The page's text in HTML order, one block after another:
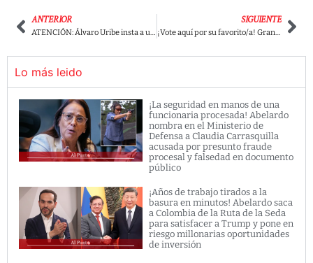
ANTERIOR
ATENCIÓN: Álvaro Uribe insta a un golpe de estado en medio de un conversatorio en la Universidad de la Sabana
SIGUIENTE
¡Vote aquí por su favorito/a! Gran medición de posibles candidatos presidenciales 2026, izquierda y centro izquierda
Lo más leido
¡La seguridad en manos de una
funcionaria procesada! Abelardo
nombra en el Ministerio de
Defensa a Claudia Carrasquilla
acusada por presunto fraude
procesal y falsedad en documento
público
¡Años de trabajo tirados a la
basura en minutos! Abelardo saca
a Colombia de la Ruta de la Seda
para satisfacer a Trump y pone en
riesgo millonarias oportunidades
de inversión